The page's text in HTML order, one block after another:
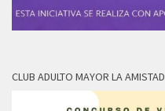
CLUB ADULTO MAYOR LA AMISTAD